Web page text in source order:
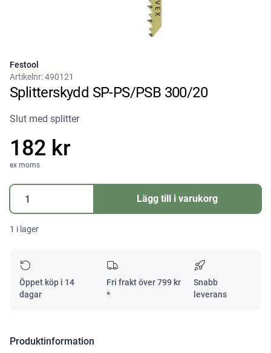
Festool
Artikelnr:490121
Splitterskydd SP-PS/PSB 300/20
Slut med splitter
182 kr
ex moms
Splitterskydd
300/20
Lägg till i varukorg
1 i lager
Öppet köp i 14
dagar
Fri frakt över799 kr
*
Snabb
leverans
Produktinformation